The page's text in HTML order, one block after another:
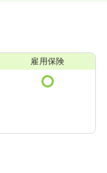
雇用保険